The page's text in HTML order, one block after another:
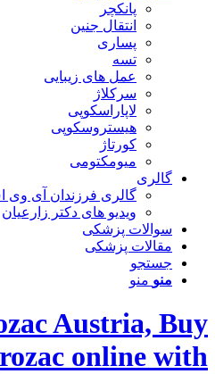
پانکچر
انتقال جنین
پساری
تسه
عمل های زیبایی
سرکلاژ
لاپاراسکوپی
هیستروسکوپی
کورتاژ
میومکتومی
گالری
گالری فرزندان آی وی
ویدیو های دکتر زارعیان
سوالات پزشکی
مقالات پزشکی
جستجو
منو منو
Austria, Buy
online with